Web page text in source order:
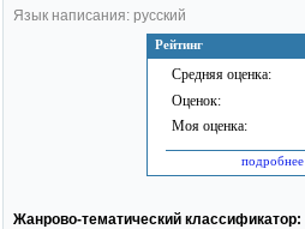
Рейтинг
Средняя оценка:
Оценок:
Моя оценка:
подробнее
Язык написания: русский
Жанрово-тематический классификатор: